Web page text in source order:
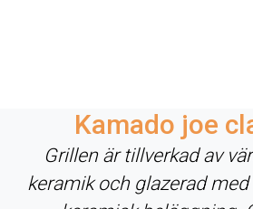
Kamado joe
Grillen är tillverkad av
keramik och glazerad